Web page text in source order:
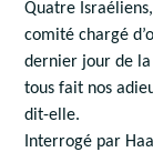
Quatre
comité chargé
dernier jour de la
tous fait nos
dit-elle.
Interrogé par